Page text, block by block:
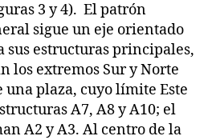
3 y 4). El patrón
sigue un eje orientado
sus estructuras principales,
los extremos Sur y Norte
plaza, cuyo límite Este
A7, A8 y A10; el
A2 y A3. Al centro de la